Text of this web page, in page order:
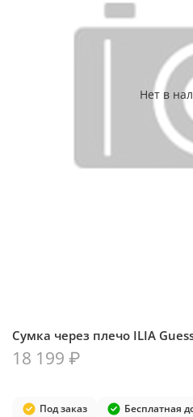
Нет в
Сумка через плечо ILIA
Под заказ Бесплатная
18 199 ₽